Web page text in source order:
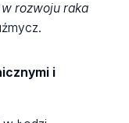
rozwoju raka
i